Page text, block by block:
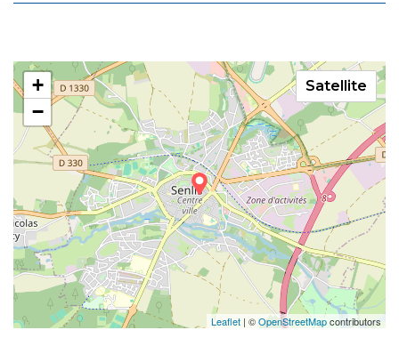
+
−
Leaflet | ©OpenStreetMapcontributors
Satellite